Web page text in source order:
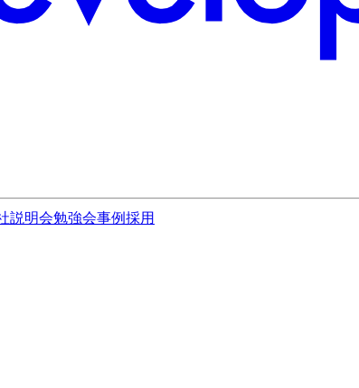
説明会勉強会事例採用